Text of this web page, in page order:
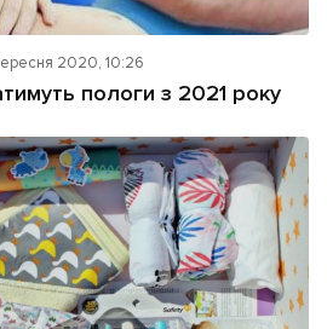
2020, 10:26
пологи з 2021 року